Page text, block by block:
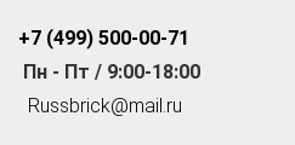
+7 (499) 500-00-71
Пн - Пт / 9:00-18:00
Russbrick@mail.ru